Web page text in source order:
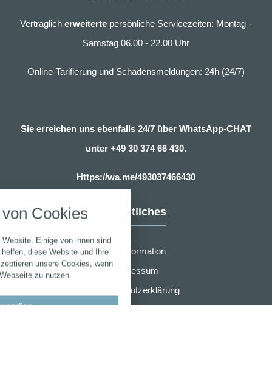
Vertraglicherweiterte persönliche Servicezeiten: Montag -
Samstag 06.00 - 22.00 Uhr
Online-Tarifierung und Schadensmeldungen: 24h (24/7)
Sie erreichen uns ebenfalls 24/7 über WhatsApp-CHAT
unter +49 30 374 66 430.
Https://wa.me/493037466430
Rechtliches
Erstinformation
Impressum
Datenschutzerklärung
Cookies
Einige von ihnen sind
diese Website und Ihre
unsere Cookies, wenn
zu nutzen.
folgende Kategorien zu
Notwendig
Performance